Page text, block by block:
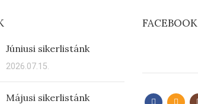
Júniusi sikerlistánk
2026.07.15.
Májusi sikerlistánk
FACEBOOK